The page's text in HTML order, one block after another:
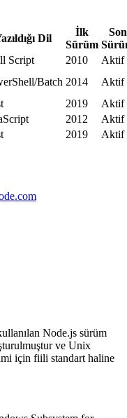
Dil
İlk
Sürüm
Son
Script 2010
Aktif
Batch 2014
Aktif
2019
Aktif
2012
Aktif
2019 Aktif
Node.js sürüm
ve Unix
için fiili standart haline